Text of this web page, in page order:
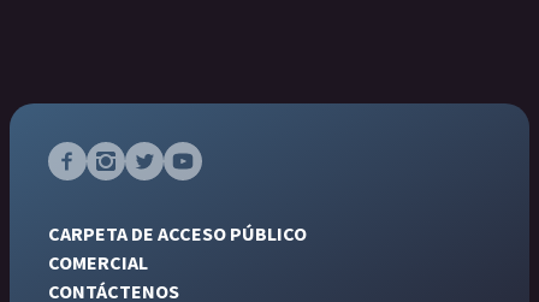
CARPETA DE ACCESO PÚBLICO
COMERCIAL
CONTÁCTENOS